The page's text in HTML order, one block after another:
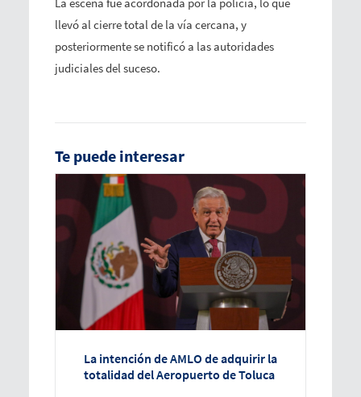
La escena fue acordonada por la policía, lo que
llevó al cierre total de la vía cercana, y
posteriormente se notificó a las autoridades
judiciales del suceso.
Te puede interesar
La intención de AMLO de adquirir la
totalidad del Aeropuerto de Toluca